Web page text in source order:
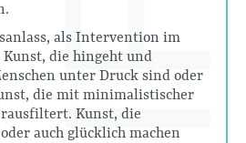
als Intervention im
die hingeht und
unter Druck sind oder
die mit minimalistischer
Kunst, die
auch glücklich machen